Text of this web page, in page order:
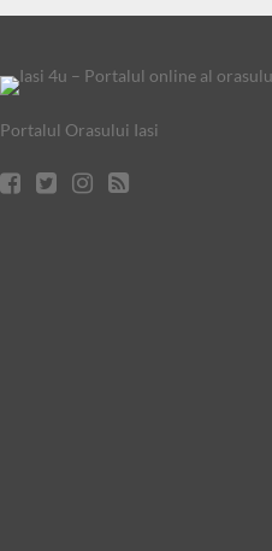
Portalul Orasului Iasi